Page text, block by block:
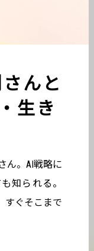
んと
生き
ん。AI戦略に
知られる。
すぐそこまで